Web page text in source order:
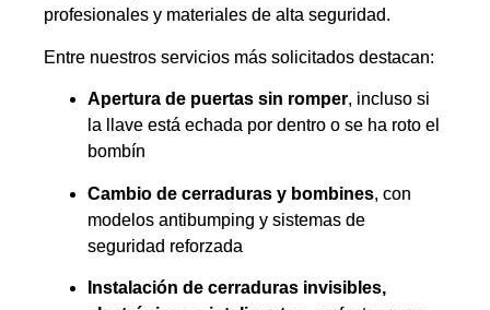
profesionales y materiales de alta seguridad.
Entre nuestros servicios más solicitados destacan:
Apertura de puertas sin romper, incluso si
la llave está echada por dentro o se ha roto el
bombín
Cambio de cerraduras y bombines, con
modelos antibumping y sistemas de
seguridad reforzada
Instalación de cerraduras invisibles,